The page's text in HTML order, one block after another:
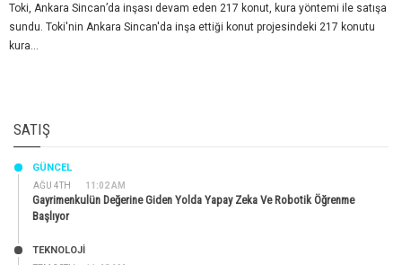
Toki, Ankara Sincan’da inşası devam eden 217 konut, kura yöntemi ile satışa
sundu. Toki'nin Ankara Sincan'da inşa ettiği konut projesindeki 217 konutu
kura...
SATIŞ
AĞU 4TH 11:02 AM
GÜNCEL
Gayrimenkulün Değerine Giden Yolda Yapay Zeka Ve Robotik Öğrenme
Başlıyor
TEKNOLOJİ